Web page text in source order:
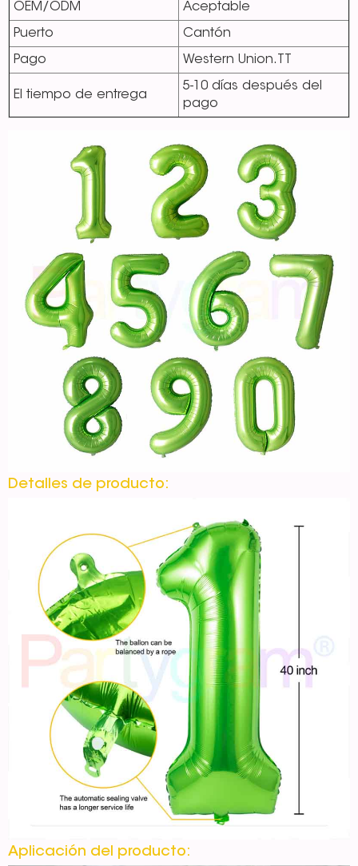
OEM/ODM Aceptable
Puerto Cantón
Pago Western Union.TT
El tiempo de entrega
5-10 días después del
pago
Detalles de producto:
Aplicación del producto: